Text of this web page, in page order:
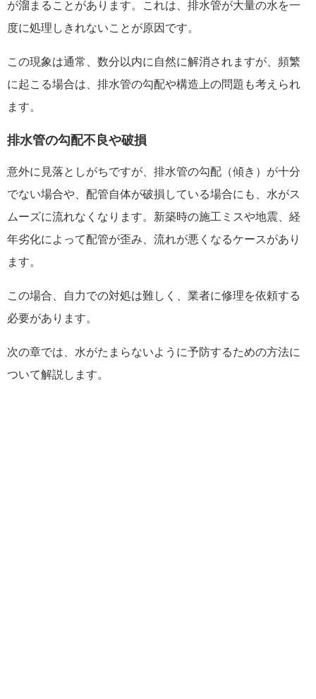
が溜まることがあります。これは、排水管が大量の水を一
度に処理しきれないことが原因です。
この現象は通常、数分以内に自然に解消されますが、頻繁
に起こる場合は、排水管の勾配や構造上の問題も考えられ
ます。
排水管の勾配不良や破損
意外に見落としがちですが、排水管の勾配（傾き）が十分
でない場合や、配管自体が破損している場合にも、水がス
ムーズに流れなくなります。新築時の施工ミスや地震、経
年劣化によって配管が歪み、流れが悪くなるケースがあり
ます。
この場合、自力での対処は難しく、業者に修理を依頼する
必要があります。
次の章では、水がたまらないように予防するための方法に
ついて解説します。